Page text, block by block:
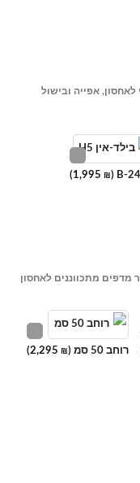
לאחסון, אפייה ובישול
B-
1,995 ₪
)
וכל השאר מדפים מתכווננים לאחסון
רוחב 50 סמ ( 2,295 ₪
)